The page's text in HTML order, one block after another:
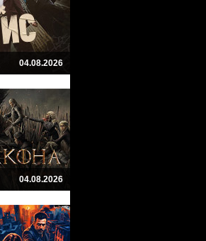
04.08.2026
04.08.2026